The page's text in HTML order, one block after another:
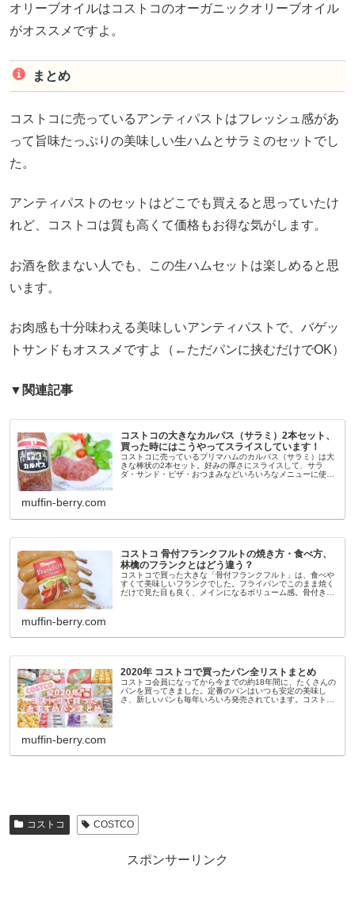
オリーブオイルはコストコのオーガニックオリーブオイル
がオススメですよ。
まとめ
コストコに売っているアンティパストはフレッシュ感があ
って旨味たっぷりの美味しい生ハムとサラミのセットでし
た。
アンティパストのセットはどこでも買えると思っていたけ
れど、コストコは質も高くて価格もお得な気がします。
お酒を飲まない人でも、この生ハムセットは楽しめると思
います。
お肉感も十分味わえる美味しいアンティパストで、バゲッ
トサンドもオススメですよ（←ただパンに挟むだけでOK）
▼関連記事
コストコの大きなカルパス（サラミ）2本セット、
買った時にはこうやってスライスしています！
コストコに売っているプリマハムのカルパス（サラミ）は大
きな棒状の2本セット。好みの厚さにスライスして、サラ
ダ・サンド・ピザ・おつまみなどいろいろなメニューに使え
muffin-berry.com
コストコ 骨付フランクフルトの焼き方・食べ方、
林檎のフランクとはどう違う？
コストコで買った大きな「骨付フランクフルト」は、食べや
すくて美味しいフランクでした。フライパンでこのまま焼く
だけで見た目も良く、メインになるボリューム感。骨付きだ
muffin-berry.com
2020年 コストコで買ったパン全リストまとめ
コストコ会員になってから今までの約18年間に、たくさんの
パンを買ってきました。定番のパンはいつも安定の美味し
さ、新しいパンも毎年いろいろ発売されています。コストコ
muffin-berry.com
コストコ COSTCO
スポンサーリンク